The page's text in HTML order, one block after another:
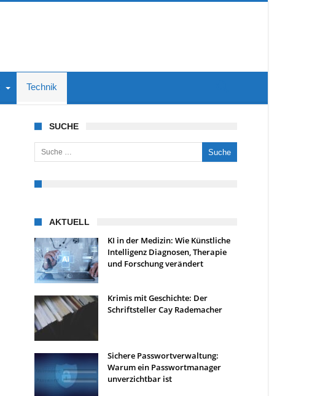
Technik
SUCHE
Suche nach:
AKTUELL
KI in der Medizin: Wie Künstliche
Intelligenz Diagnosen, Therapie
und Forschung verändert
Krimis mit Geschichte: Der
Schriftsteller Cay Rademacher
Sichere Passwortverwaltung:
Warum ein Passwortmanager
unverzichtbar ist